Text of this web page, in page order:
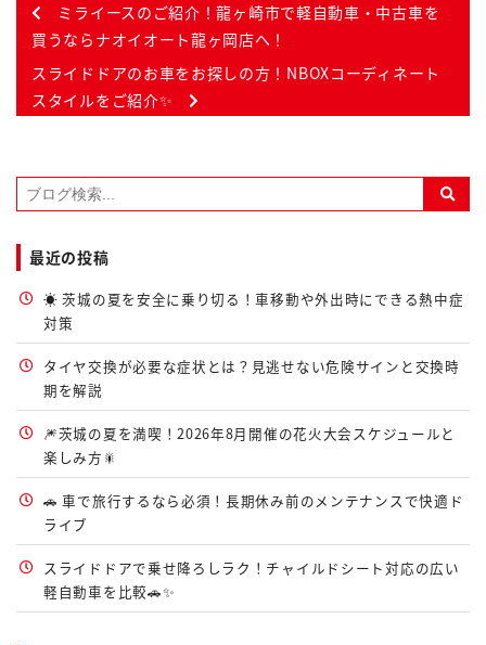
ミライースのご紹介！龍ヶ崎市で軽自動車・中古車を
買うならナオイオート龍ヶ岡店へ！
スライドドアのお車をお探しの方！NBOXコーディネート
スタイルをご紹介✨
最近の投稿
☀️ 茨城の夏を安全に乗り切る！車移動や外出時にできる熱中症
対策
タイヤ交換が必要な症状とは？見逃せない危険サインと交換時
期を解説
🎆茨城の夏を満喫！2026年8月開催の花火大会スケジュールと
楽しみ方🎇
🚗 車で旅行するなら必須！長期休み前のメンテナンスで快適ド
ライブ
スライドドアで乗せ降ろしラク！チャイルドシート対応の広い
軽自動車を比較🚗✨